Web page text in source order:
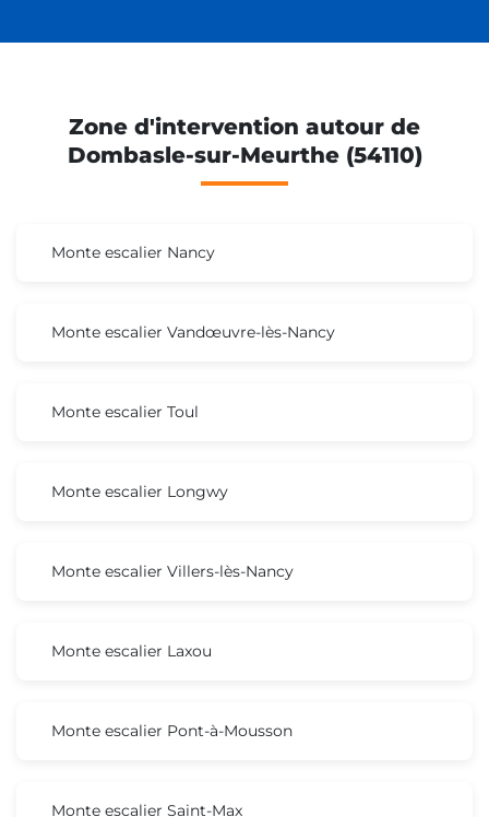
Zone d'intervention autour de
Dombasle-sur-Meurthe (54110)
Monte escalier Nancy
Monte escalier Vandœuvre-lès-Nancy
Monte escalier Toul
Monte escalier Longwy
Monte escalier Villers-lès-Nancy
Monte escalier Laxou
Monte escalier Pont-à-Mousson
Monte escalier Saint-Max